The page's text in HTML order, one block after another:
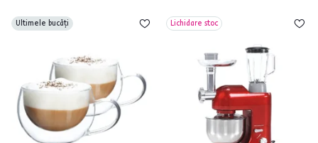
Ultimele bucăți Lichidare stoc